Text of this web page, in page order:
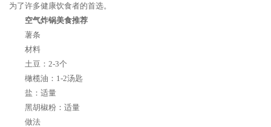
为了许多健康饮食者的首选。
空气炸锅美食推荐
薯条
材料
土豆：2-3个
橄榄油：1-2汤匙
盐：适量
黑胡椒粉：适量
做法